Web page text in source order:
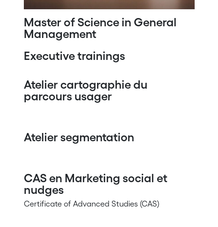
Master of Science in General
Management
Executive trainings
Atelier cartographie du
parcours usager
Atelier segmentation
CAS en Marketing social et
nudges
Certificate of Advanced Studies (CAS)